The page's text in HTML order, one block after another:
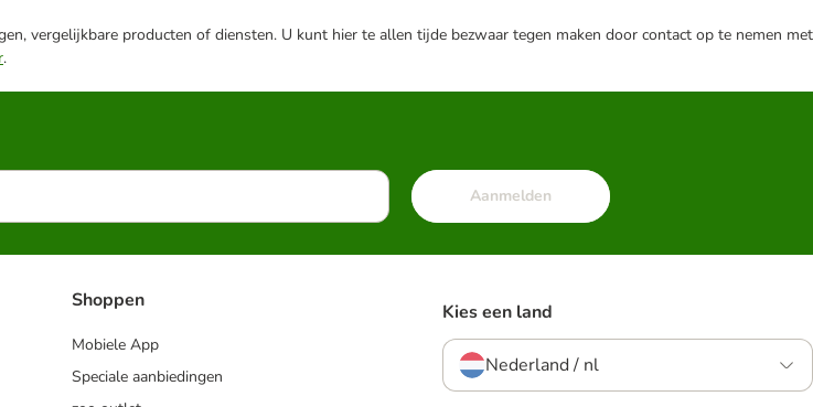
vergelijkbare producten of diensten. U kunt hier te allen tijde bezwaar tegen maken door contact op te nemen met
.
Aanmelden
Shoppen
Mobiele App
Speciale aanbiedingen
Kies een land
Nederland / nl